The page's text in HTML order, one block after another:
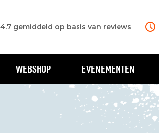
WEBSHOP EVENEMENTEN
4.7 gemiddeld op basis van reviews